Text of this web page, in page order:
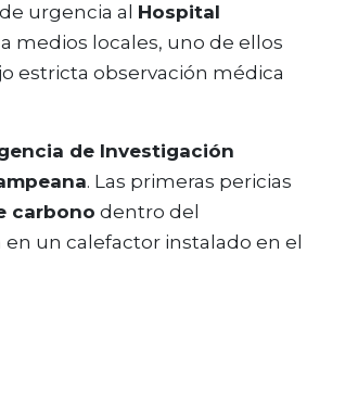
urgencia al Hospital
medios locales, uno de ellos
estricta observación médica
de Investigación
. Las primeras pericias
carbono dentro del
un calefactor instalado en el